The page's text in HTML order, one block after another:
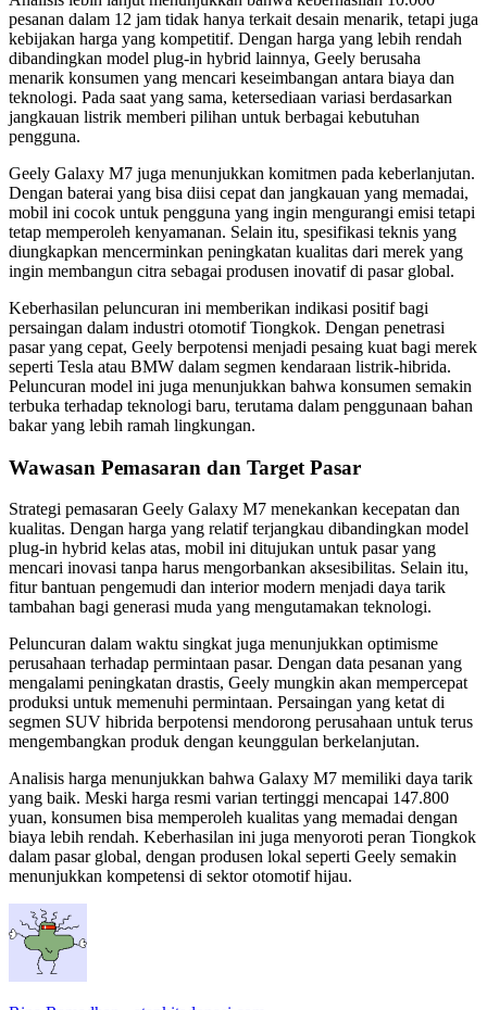
pesanan dalam 12 jam tidak hanya terkait desain menarik, tetapi juga
kebijakan harga yang kompetitif. Dengan harga yang lebih rendah
dibandingkan model plug-in hybrid lainnya, Geely berusaha
menarik konsumen yang mencari keseimbangan antara biaya dan
teknologi. Pada saat yang sama, ketersediaan variasi berdasarkan
jangkauan listrik memberi pilihan untuk berbagai kebutuhan
pengguna.
Geely Galaxy M7 juga menunjukkan komitmen pada keberlanjutan.
Dengan baterai yang bisa diisi cepat dan jangkauan yang memadai,
mobil ini cocok untuk pengguna yang ingin mengurangi emisi tetapi
tetap memperoleh kenyamanan. Selain itu, spesifikasi teknis yang
diungkapkan mencerminkan peningkatan kualitas dari merek yang
ingin membangun citra sebagai produsen inovatif di pasar global.
Keberhasilan peluncuran ini memberikan indikasi positif bagi
persaingan dalam industri otomotif Tiongkok. Dengan penetrasi
pasar yang cepat, Geely berpotensi menjadi pesaing kuat bagi merek
seperti Tesla atau BMW dalam segmen kendaraan listrik-hibrida.
Peluncuran model ini juga menunjukkan bahwa konsumen semakin
terbuka terhadap teknologi baru, terutama dalam penggunaan bahan
bakar yang lebih ramah lingkungan.
Wawasan Pemasaran dan Target Pasar
Strategi pemasaran Geely Galaxy M7 menekankan kecepatan dan
kualitas. Dengan harga yang relatif terjangkau dibandingkan model
plug-in hybrid kelas atas, mobil ini ditujukan untuk pasar yang
mencari inovasi tanpa harus mengorbankan aksesibilitas. Selain itu,
fitur bantuan pengemudi dan interior modern menjadi daya tarik
tambahan bagi generasi muda yang mengutamakan teknologi.
Peluncuran dalam waktu singkat juga menunjukkan optimisme
perusahaan terhadap permintaan pasar. Dengan data pesanan yang
mengalami peningkatan drastis, Geely mungkin akan mempercepat
produksi untuk memenuhi permintaan. Persaingan yang ketat di
segmen SUV hibrida berpotensi mendorong perusahaan untuk terus
mengembangkan produk dengan keunggulan berkelanjutan.
Analisis harga menunjukkan bahwa Galaxy M7 memiliki daya tarik
yang baik. Meski harga resmi varian tertinggi mencapai 147.800
yuan, konsumen bisa memperoleh kualitas yang memadai dengan
biaya lebih rendah. Keberhasilan ini juga menyoroti peran Tiongkok
dalam pasar global, dengan produsen lokal seperti Geely semakin
menunjukkan kompetensi di sektor otomotif hijau.